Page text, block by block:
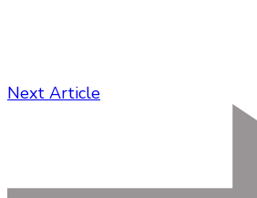
Next Article